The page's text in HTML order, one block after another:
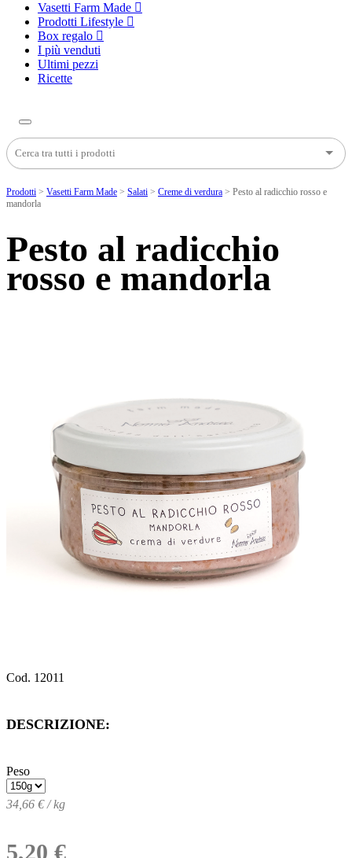
Vasetti Farm Made
Prodotti Lifestyle
Box regalo
I più venduti
Ultimi pezzi
Ricette
Prodotti > Vasetti Farm Made > Salati > Creme di verdura > Pesto al radicchio rosso e
mandorla
Pesto al radicchio
rosso e mandorla
Cod. 12011
DESCRIZIONE:
Peso
34,66 € / kg
5,20 €